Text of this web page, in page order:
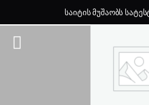
საიტის მუშაობს